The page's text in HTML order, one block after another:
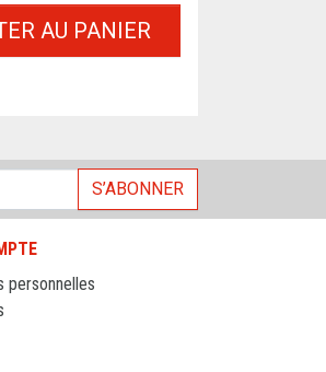
AU PANIER
S’ABONNER
personnelles